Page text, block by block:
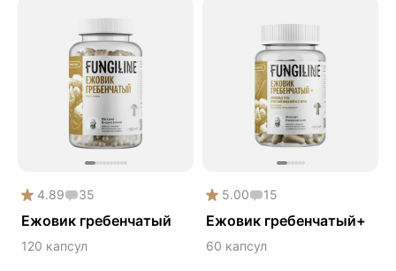
Готу кола
Деменция
Детокс
Дикий ямс
Для волос
4.89 35
Ежовик гребенчатый
120 капсул
5.00 15
Ежовик гребенчатый+
60 капсул